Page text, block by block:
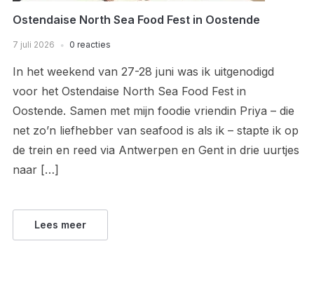
Ostendaise North Sea Food Fest in Oostende
7 juli 2026 0 reacties
In het weekend van 27-28 juni was ik uitgenodigd
voor het Ostendaise North Sea Food Fest in
Oostende. Samen met mijn foodie vriendin Priya – die
net zo’n liefhebber van seafood is als ik – stapte ik op
de trein en reed via Antwerpen en Gent in drie uurtjes
naar […]
Lees meer